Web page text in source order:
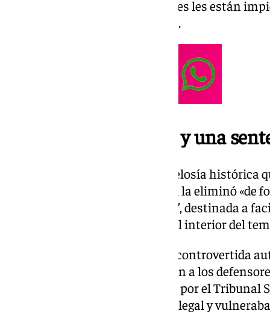
esencia, alegan que los tribunales les están
firme que protege el patrimonio.
El origen: una puerta y una
El centro de la disputa es una celosía histórica
muro Norte. El Cabildo Catedral la eliminó «de
conocida como ‘segunda puerta’, destinada a
procesiones de Semana Santa al interior del
Aunque la obra contó con una «controvertida
Andalucía, la justicia dio la razón a los
sentencias, ratificadas en firme por el Tribunal
que la retirada de la celosía fue ilegal y